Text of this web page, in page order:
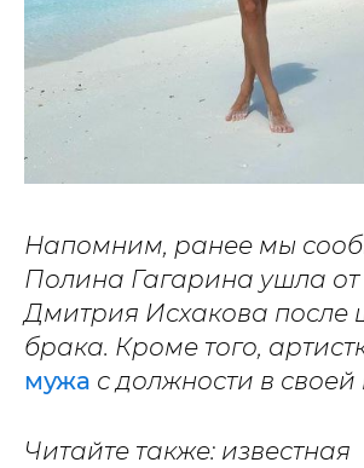
Напомним, ранее мы
Полина Гагарина ушла
Дмитрия Исхакова после
брака. Кроме того,
мужа с должности в
Читайте также: известная